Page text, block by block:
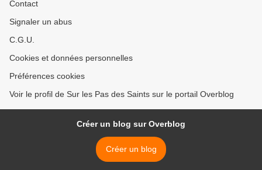
Contact
Signaler un abus
C.G.U.
Cookies et données personnelles
Préférences cookies
Voir le profil de Sur les Pas des Saints sur le portail Overblog
Créer un blog sur Overblog
Créer un blog